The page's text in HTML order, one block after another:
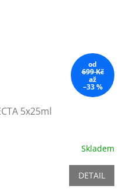
od
699 Kč
až
–33 %
5x25ml
Skladem
DETAIL